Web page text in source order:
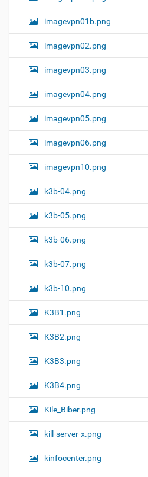
imagevpn01b.png
imagevpn02.png
imagevpn03.png
imagevpn04.png
imagevpn05.png
imagevpn06.png
imagevpn10.png
k3b-04.png
k3b-05.png
k3b-06.png
k3b-07.png
k3b-10.png
K3B1.png
K3B2.png
K3B3.png
K3B4.png
Kile_Biber.png
kill-server-x.png
kinfocenter.png